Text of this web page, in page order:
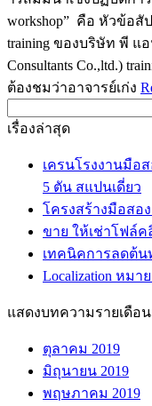
workshop” คือ หัวข้อ
training ของบริษัท พี แ
Consultants Co.,ltd.)
ต้องชมว่าอาจารย์เก่ง
เรื่องล่าสุด
เครนโรงงานมือ
5 ตัน สแปนเดี่ยว
โครงสร้างมือสอ
ขาย ให้เช่าโฟล์
เทคนิคการลดต้น
Localization หม
แสดงบทความรายเดือน
ตุลาคม 2019
มิถุนายน 2019
พฤษภาคม 2019